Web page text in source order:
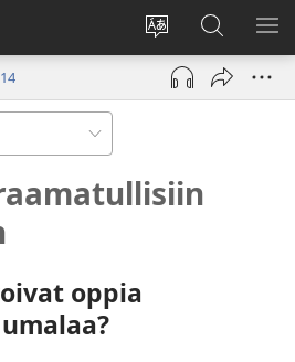
Vaihda
sivuston
kieli
Kirjaudu
(avaa
uuden
ikkunan)
Hae
JW.ORG-
sivustolta
oppia